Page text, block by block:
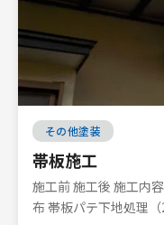
その他塗装
帯板施工
施工前 施工後 施工内
布 帯板パテ下地処理